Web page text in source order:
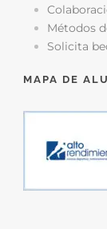
Métodos
Solicita
MAPA DE